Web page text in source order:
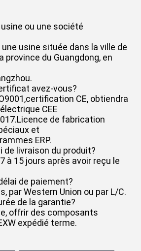
ou une société
usine située dans la ville de
province du Guangdong, en
avez-vous?
CE, obtiendra
CEE
de fabrication
et
ERP.
de livraison du produit?
à 15 jours après avoir reçu le
de paiement?
par Western Union ou par L/C.
de la garantie?
offrir des composants
expédié terme.